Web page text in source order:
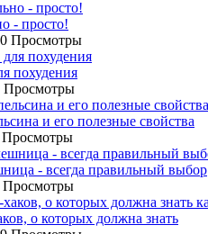
- просто!
Просмотры
похудения
Просмотры
и его полезные свойства
Просмотры
- всегда правильный выбор
Просмотры
о которых должна знать